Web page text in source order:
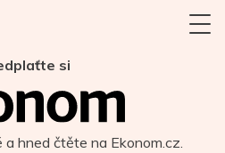
si
hned čtěte na Ekonom.cz.